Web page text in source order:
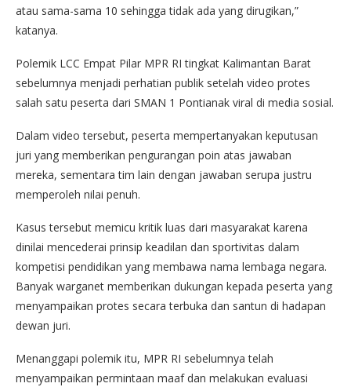
atau sama-sama 10 sehingga tidak ada yang dirugikan,”
katanya.
Polemik LCC Empat Pilar MPR RI tingkat Kalimantan Barat
sebelumnya menjadi perhatian publik setelah video protes
salah satu peserta dari SMAN 1 Pontianak viral di media sosial.
Dalam video tersebut, peserta mempertanyakan keputusan
juri yang memberikan pengurangan poin atas jawaban
mereka, sementara tim lain dengan jawaban serupa justru
memperoleh nilai penuh.
Kasus tersebut memicu kritik luas dari masyarakat karena
dinilai mencederai prinsip keadilan dan sportivitas dalam
kompetisi pendidikan yang membawa nama lembaga negara.
Banyak warganet memberikan dukungan kepada peserta yang
menyampaikan protes secara terbuka dan santun di hadapan
dewan juri.
Menanggapi polemik itu, MPR RI sebelumnya telah
menyampaikan permintaan maaf dan melakukan evaluasi